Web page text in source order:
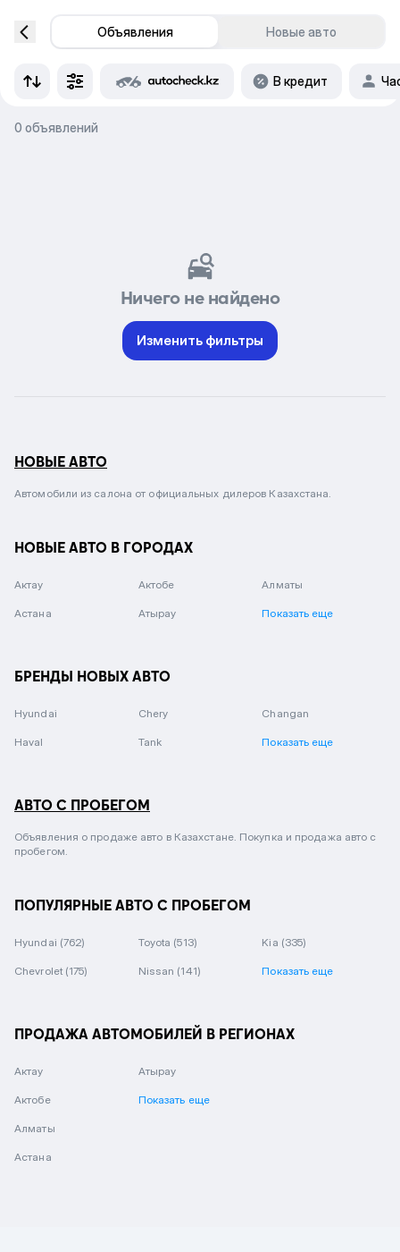
Объявления Новые авто
В кредит
0 объявлений
Ничего не найдено
Изменить фильтры
НОВЫЕ АВТО
Автомобили из салона от официальных дилеров Казахстана.
НОВЫЕ АВТО В ГОРОДАХ
Актау Актобе Алматы
Астана Атырау Показать еще
БРЕНДЫ НОВЫХ АВТО
Hyundai Chery Changan
Haval Tank Показать еще
АВТО С ПРОБЕГОМ
Объявления о продаже авто в Казахстане. Покупка и продажа авто с
пробегом.
ПОПУЛЯРНЫЕ АВТО С ПРОБЕГОМ
Hyundai (762) Toyota (513) Kia (335)
Chevrolet (175) Nissan (141) Показать еще
ПРОДАЖА АВТОМОБИЛЕЙ В РЕГИОНАХ
Актау
Актобе
Алматы
Астана
Атырау
Показать еще